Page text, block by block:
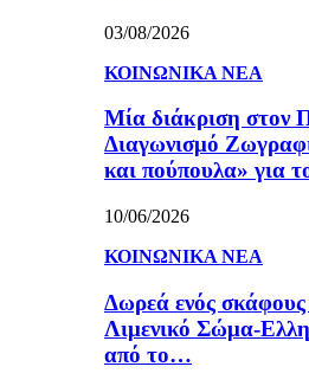
03/08/2026
ΚΟΙΝΩΝΙΚΑ ΝΕΑ
Μία διάκριση στον
Διαγωνισμό
και πούπουλα» για
10/06/2026
ΚΟΙΝΩΝΙΚΑ ΝΕΑ
Δωρεά ενός
Λιμενικό Σώμα-
από το…